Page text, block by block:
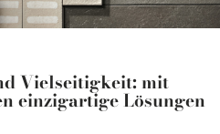
Vielseitigkeit: mit
einzigartige Lösungen